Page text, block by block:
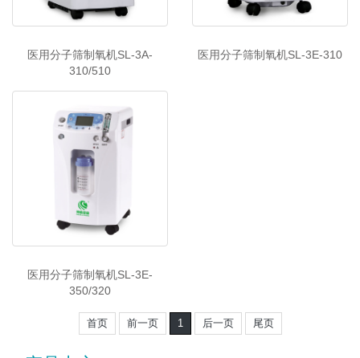
医用分子筛制氧机SL-3A-
310/510
医用分子筛制氧机SL-3E-310
医用分子筛制氧机SL-3E-
350/320
首页 前一页 1 后一页 尾页